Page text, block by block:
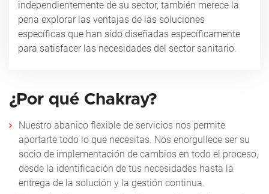
independientemente de su sector, también merece la
pena explorar las ventajas de las soluciones
específicas que han sido diseñadas específicamente
para satisfacer las necesidades del sector sanitario.
¿Por qué Chakray?
Nuestro abanico flexible de servicios nos permite
aportarte todo lo que necesitas. Nos enorgullece ser su
socio de implementación de cambios en todo el proceso,
desde la identificación de tus necesidades hasta la
entrega de la solución y la gestión continua.